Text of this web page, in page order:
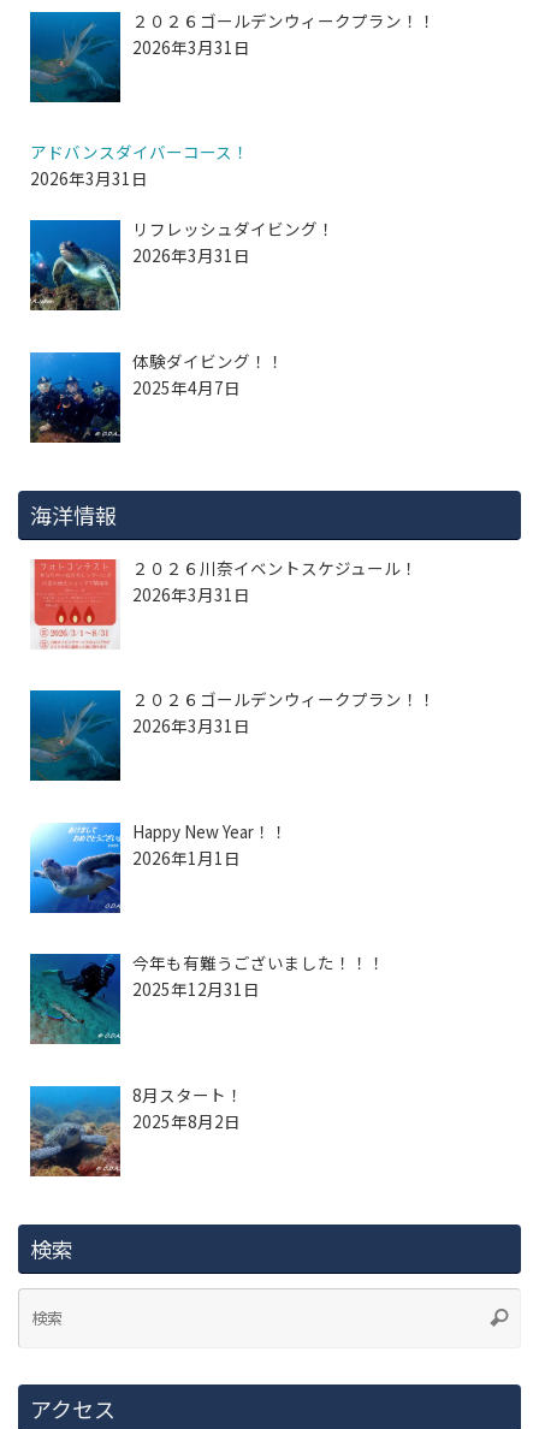
２０２６ゴールデンウィークプラン！！
2026年3月31日
アドバンスダイバーコース！
2026年3月31日
リフレッシュダイビング！
2026年3月31日
体験ダイビング！！
2025年4月7日
海洋情報
２０２６川奈イベントスケジュール！
2026年3月31日
２０２６ゴールデンウィークプラン！！
2026年3月31日
Happy New Year！！
2026年1月1日
今年も有難うございました！！！
2025年12月31日
8月スタート！
2025年8月2日
検索
アクセス